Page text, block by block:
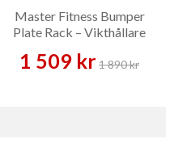
Master Fitness Bumper
Plate Rack – Vikthållare
1 509 kr1 890 kr